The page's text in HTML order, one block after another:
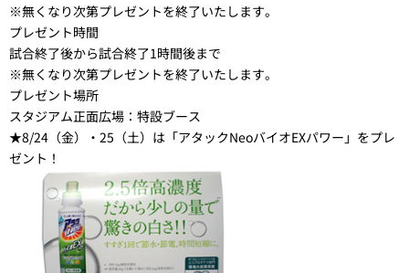
※無くなり次第プレゼントを終了いたします。
プレゼント時間
試合終了後から試合終了1時間後まで
※無くなり次第プレゼントを終了いたします。
プレゼント場所
スタジアム正面広場：特設ブース
★8/24（金）・25（土）は「アタックNeoバイオEXパワー」をプレ
ゼント！